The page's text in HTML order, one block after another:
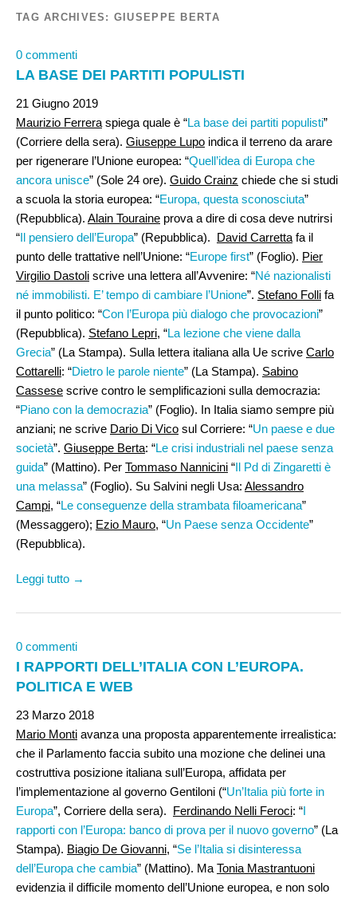
TAG ARCHIVES: GIUSEPPE BERTA
0 commenti
LA BASE DEI PARTITI POPULISTI
21 Giugno 2019
Maurizio Ferrera spiega quale è “La base dei partiti populisti”
(Corriere della sera). Giuseppe Lupo indica il terreno da arare
per rigenerare l’Unione europea: “Quell’idea di Europa che
ancora unisce” (Sole 24 ore). Guido Crainz chiede che si studi
a scuola la storia europea: “Europa, questa sconosciuta”
(Repubblica). Alain Touraine prova a dire di cosa deve nutrirsi
“Il pensiero dell’Europa” (Repubblica). David Carretta fa il
punto delle trattative nell’Unione: “Europe first” (Foglio). Pier
Virgilio Dastoli scrive una lettera all’Avvenire: “Né nazionalisti
né immobilisti. E’ tempo di cambiare l’Unione”. Stefano Folli fa
il punto politico: “Con l’Europa più dialogo che provocazioni”
(Repubblica). Stefano Lepri, “La lezione che viene dalla
Grecia” (La Stampa). Sulla lettera italiana alla Ue scrive Carlo
Cottarelli: “Dietro le parole niente” (La Stampa). Sabino
Cassese scrive contro le semplificazioni sulla democrazia:
“Piano con la democrazia” (Foglio). In Italia siamo sempre più
anziani; ne scrive Dario Di Vico sul Corriere: “Un paese e due
società”. Giuseppe Berta: “Le crisi industriali nel paese senza
guida” (Mattino). Per Tommaso Nannicini “Il Pd di Zingaretti è
una melassa” (Foglio). Su Salvini negli Usa: Alessandro
Campi, “Le conseguenze della strambata filoamericana”
(Messaggero); Ezio Mauro, “Un Paese senza Occidente”
(Repubblica).
Leggi tutto →
0 commenti
I RAPPORTI DELL’ITALIA CON L’EUROPA.
POLITICA E WEB
23 Marzo 2018
Mario Monti avanza una proposta apparentemente irrealistica:
che il Parlamento faccia subito una mozione che delinei una
costruttiva posizione italiana sull’Europa, affidata per
l’implementazione al governo Gentiloni (“Un’Italia più forte in
Europa”, Corriere della sera). Ferdinando Nelli Feroci: “I
rapporti con l’Europa: banco di prova per il nuovo governo” (La
Stampa). Biagio De Giovanni, “Se l’Italia si disinteressa
dell’Europa che cambia” (Mattino). Ma Tonia Mastrantuoni
evidenzia il difficile momento dell’Unione europea, e non solo